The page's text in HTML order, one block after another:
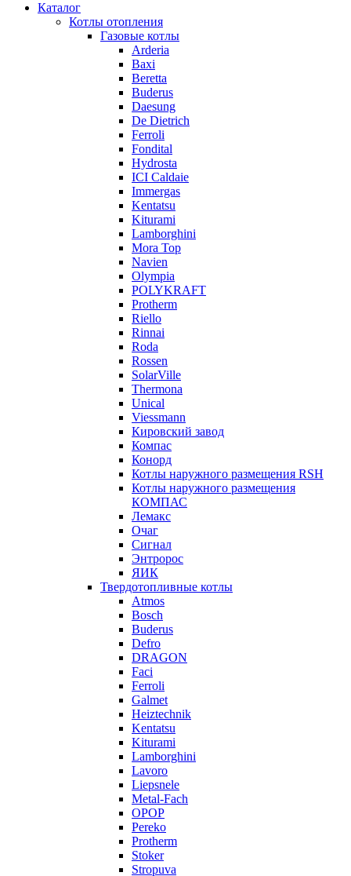
Каталог
Котлы отопления
Газовые котлы
Arderia
Baxi
Beretta
Buderus
Daesung
De Dietrich
Ferroli
Fondital
Hydrosta
ICI Caldaie
Immergas
Kentatsu
Kiturami
Lamborghini
Mora Top
Navien
Olympia
POLYKRAFT
Protherm
Riello
Rinnai
Roda
Rossen
SolarVille
Thermona
Unical
Viessmann
Кировский завод
Компас
Конорд
Котлы наружного размещения RSH
Котлы наружного размещения
КОМПАС
Лемакс
Очаг
Сигнал
Энтророс
ЯИК
Твердотопливные котлы
Atmos
Bosch
Buderus
Defro
DRAGON
Faci
Ferroli
Galmet
Heiztechnik
Kentatsu
Kiturami
Lamborghini
Lavoro
Liepsnele
Metal-Fach
OPOP
Pereko
Protherm
Stoker
Stropuva